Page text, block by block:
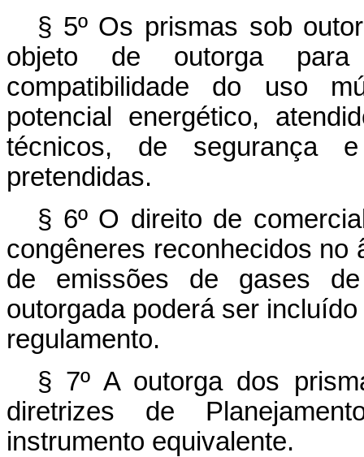
§ 5º Os prismas sob
objeto de outorga
compatibilidade do uso
potencial energético,
técnicos, de segurança
pretendidas.
§ 6º O direito de
congêneres reconhecidos no
de emissões de gases
outorgada poderá ser
regulamento.
§ 7º A outorga dos
diretrizes de
instrumento equivalente.